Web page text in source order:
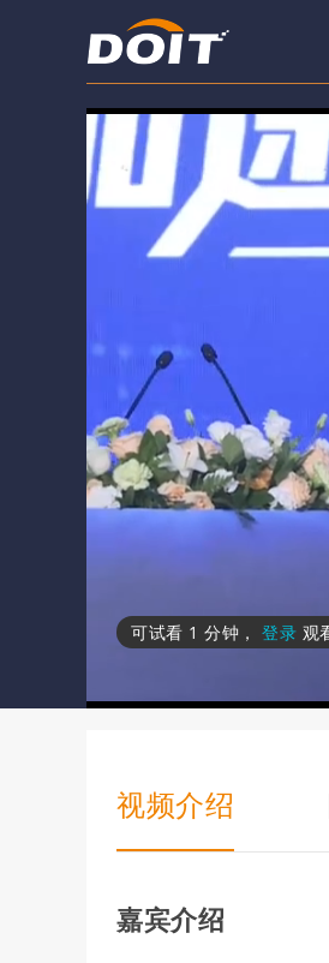
可试看 1 分钟 ， 登录 观
视频介绍
嘉宾介绍